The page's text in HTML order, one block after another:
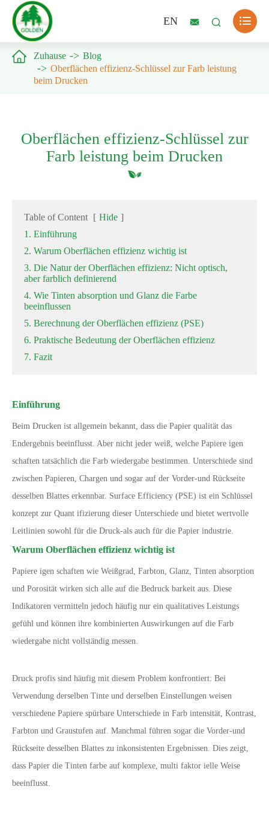
EN   
 Zuhause
Blog
Oberflächen effizienz-Schlüssel zur Farb leistung
beim Drucken
Oberflächen effizienz-Schlüssel zur
Farb leistung beim Drucken
Table of Content [ Hide ]
1. Einführung
2. Warum Oberflächen effizienz wichtig ist
3. Die Natur der Oberflächen effizienz: Nicht optisch,
aber farblich definierend
4. Wie Tinten absorption und Glanz die Farbe
beeinflussen
5. Berechnung der Oberflächen effizienz (PSE)
6. Praktische Bedeutung der Oberflächen effizienz
7. Fazit
Einführung
Beim Drucken ist allgemein bekannt, dass die Papier qualität das
Endergebnis beeinflusst. Aber nicht jeder weiß, welche Papiere igen
schaften tatsächlich die Farb wiedergabe bestimmen. Unterschiede sind
zwischen Papieren, Chargen und sogar auf der Vorder-und Rückseite
desselben Blattes erkennbar. Surface Efficiency (PSE) ist ein Schlüssel
konzept zur Quant ifizierung dieser Unterschiede und bietet wertvolle
Leitlinien sowohl für die Druck-als auch für die Papier industrie.
Warum Oberflächen effizienz wichtig ist
Papiere igen schaften wie Weißgrad, Farbton, Glanz, Tinten absorption
und Porosität wirken sich alle auf die Bedruck barkeit aus. Diese
Indikatoren vermitteln jedoch häufig nur ein qualitatives Leistungs
gefühl und können ihre kombinierten Auswirkungen auf die Farb
wiedergabe nicht vollständig messen.
Druck profis sind häufig mit diesem Problem konfrontiert: Bei
Verwendung derselben Tinte und derselben Einstellungen weisen
verschiedene Papiere spürbare Unterschiede in Farb intensität, Kontrast,
Farbton und Graustufen auf. Manchmal führen sogar die Vorder-und
Rückseite desselben Blattes zu inkonsistenten Ergebnissen. Dies zeigt,
dass Papier die Tinten farbe auf komplexe, multi faktor ielle Weise
beeinflusst.